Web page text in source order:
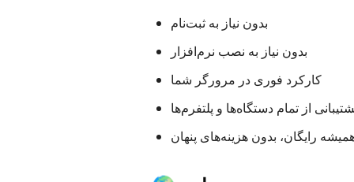
بدون نیاز به ثبت‌نام
بدون نیاز به نصب نرم‌افزار
کارکرد فوری در مرورگر شما
از تمام دستگاه‌ها و پلتفرم‌ها
رایگان، بدون هزینه‌های پنهان